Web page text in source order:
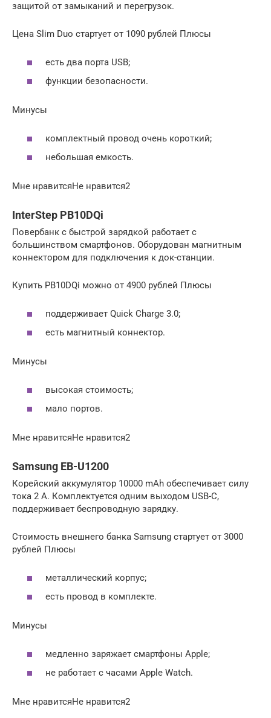
защитой от замыканий и перегрузок.
Цена Slim Duo стартует от 1090 рублей Плюсы
есть два порта USB;
функции безопасности.
Минусы
комплектный провод очень короткий;
небольшая емкость.
Мне нравитсяНе нравится2
InterStep PB10DQi
Повербанк с быстрой зарядкой работает с
большинством смартфонов. Оборудован магнитным
коннектором для подключения к док-станции.
Купить PB10DQi можно от 4900 рублей Плюсы
поддерживает Quick Charge 3.0;
есть магнитный коннектор.
Минусы
высокая стоимость;
мало портов.
Мне нравитсяНе нравится2
Samsung EB-U1200
Корейский аккумулятор 10000 mAh обеспечивает силу
тока 2 А. Комплектуется одним выходом USB-C,
поддерживает беспроводную зарядку.
Стоимость внешнего банка Samsung стартует от 3000
рублей Плюсы
металлический корпус;
есть провод в комплекте.
Минусы
медленно заряжает смартфоны Apple;
не работает с часами Apple Watch.
Мне нравитсяНе нравится2